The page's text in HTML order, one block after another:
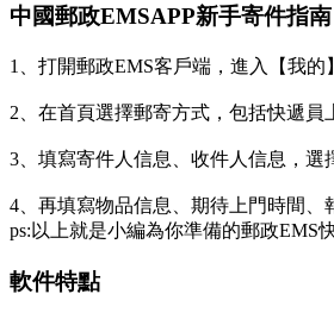
中國郵政EMSAPP新手寄件指南
1、打開郵政EMS客戶端，進入【我
2、在首頁選擇郵寄方式，包括快遞員
3、填寫寄件人信息、收件人信息，選
4、再填寫物品信息、期待上門時間、
ps:以上就是小編為你準備的郵政EMS
軟件特點